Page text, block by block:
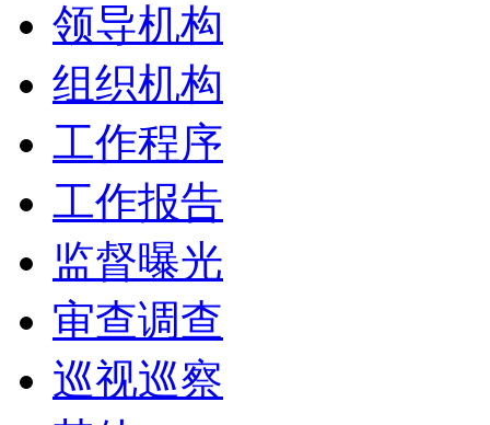
领导机构
组织机构
工作程序
工作报告
监督曝光
审查调查
巡视巡察